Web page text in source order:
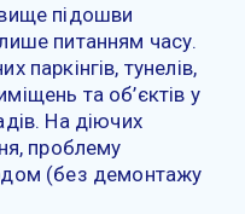
підошви
питанням часу.
паркінгів, тунелів,
та об’єктів у
На діючих
проблему
(без демонтажу